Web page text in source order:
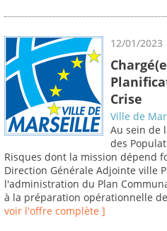
12/01/2023
Crise
Ville de
Au sein de
des
Risques dont la mission dépend
Direction Générale Adjointe ville
l'administration du Plan
à la préparation opérationnelle
voir l'offre complète ]